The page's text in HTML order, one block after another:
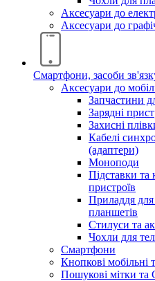
Аксесуари до
Аксесуари дo
Смартфони, засоби
Аксесуари до
Запчастини
Зарядні
Захисні
Кабелі
(адаптери)
Моноподи
Підставки та
пристроїв
Приладдя для
планшетів
Стилуси та
Чохли для
Смартфони
Кнопкові мобільні
Пошукові мітки та